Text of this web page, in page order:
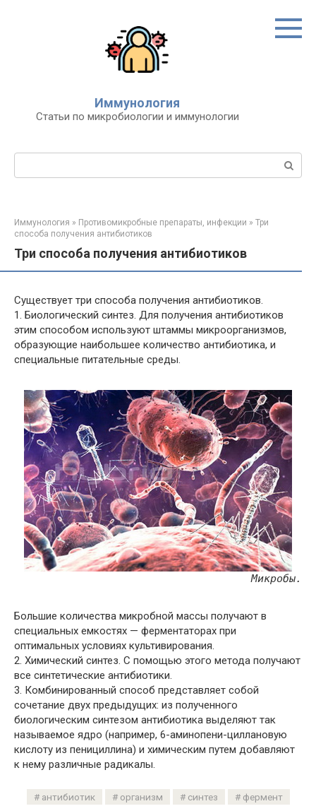
Иммунология
Статьи по микробиологии и иммунологии
Поиск:
Иммунология » Противомикробные препараты, инфекции » Три
способа получения антибиотиков
Три способа получения антибиотиков
Существует три способа получения антибиотиков.
1. Биологический синтез. Для получения антибиотиков
этим способом используют штаммы микроорганизмов,
образующие наибольшее количество антибиотика, и
специальные питательные среды.
Микробы.
Большие количества микробной массы получают в
специальных емкостях — ферментаторах при
оптимальных условиях культивирования.
2. Химический синтез. С помощью этого метода получают
все синтетические антибиотики.
3. Комбинированный способ представляет собой
сочетание двух предыдущих: из полученного
биологическим синтезом антибиотика выделяют так
называемое ядро (например, 6-аминопени-циллановую
кислоту из пенициллина) и химическим путем добавляют
к нему различные радикалы.
антибиотик организм синтез фермент